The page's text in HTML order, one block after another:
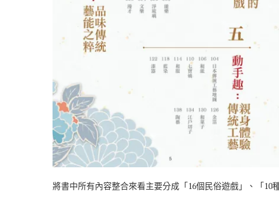
將書中所有內容整合來看主要分成「16個民俗遊戲」、「10